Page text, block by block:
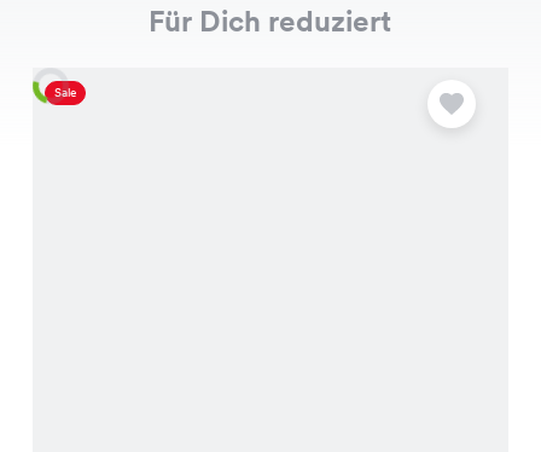
Für Dich reduziert
Sale